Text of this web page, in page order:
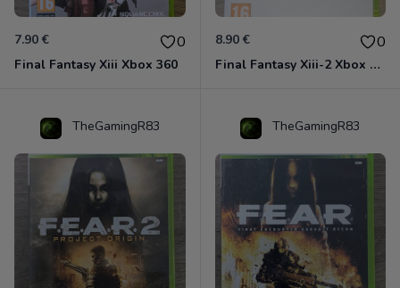
7.90 € 0
Final Fantasy Xiii Xbox 360
8.90 € 0
Final Fantasy Xiii-2 Xbox 360
TheGamingR83 TheGamingR83